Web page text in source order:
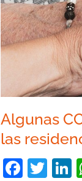
Algunas
las